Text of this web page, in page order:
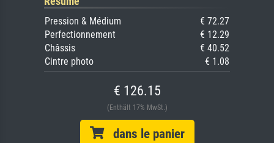
Pression & Médium
€ 72.27
Perfectionnement
€ 12.29
Châssis
€ 40.52
Cintre photo
€ 1.08
€ 126.15
(Enthält 17% MwSt.)
dans le panier